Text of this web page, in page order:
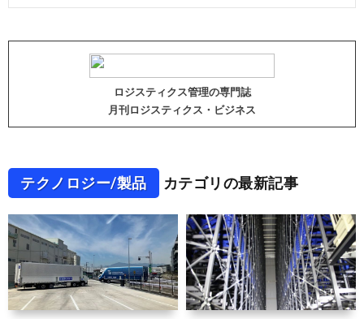
ロジスティクス管理の専門誌
月刊ロジスティクス・ビジネス
テクノロジー/製品 カテゴリの最新記事